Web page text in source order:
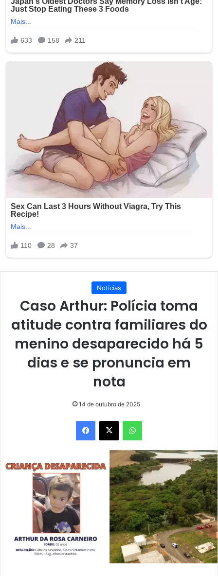
Noticias
Caso Arthur: Polícia toma
atitude contra familiares do
menino desaparecido há 5
dias e se pronuncia em
nota
14 de outubro de 2025
Facebook
X WhatsApp